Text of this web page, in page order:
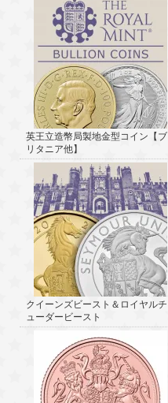
英王立造幣局製地金型コイン【ブ
リタニア他】
クイーンズビースト＆ロイヤルチ
ューダービースト